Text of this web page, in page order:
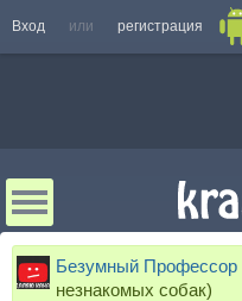
Вход или регистрация
Безумный Профессор
незнакомых собак)